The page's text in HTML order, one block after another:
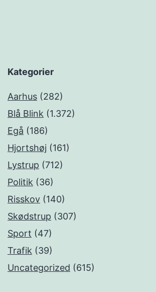
Kategorier
Aarhus (282)
Blå Blink (1.372)
Egå (186)
Hjortshøj (161)
Lystrup (712)
Politik (36)
Risskov (140)
Skødstrup (307)
Sport (47)
Trafik (39)
Uncategorized (615)